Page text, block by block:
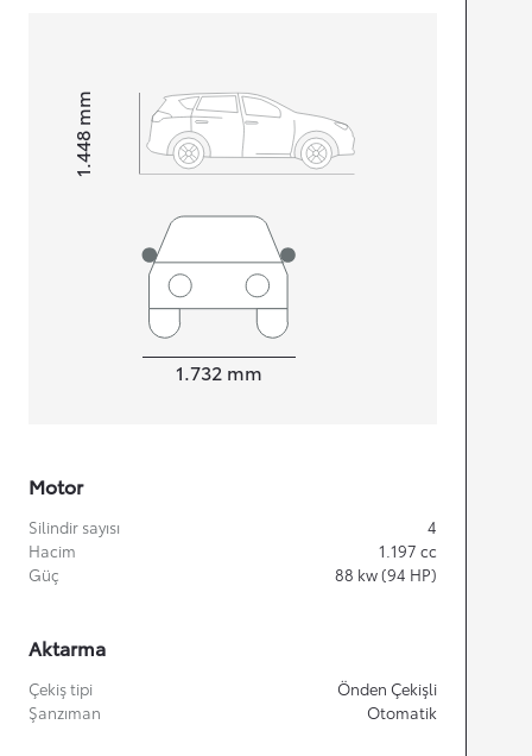
Height1.448
mm
Width
1.732 mm
Motor
Silindir sayısı
4
Hacim
1.197 cc
Güç
88 kw (94 HP)
Aktarma
Çekiş tipi
Önden Çekişli
Şanzıman
Otomatik